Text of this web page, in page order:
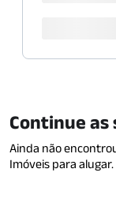
Continue as
Ainda não
Imóveis para alugar.